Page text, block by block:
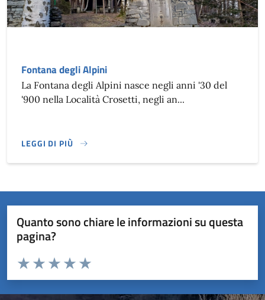
Fontana degli Alpini
La Fontana degli Alpini nasce negli anni '30 del
'900 nella Località Crosetti, negli an...
LEGGI DI PIÙ
Quanto sono chiare le informazioni su questa
pagina?
Valuta da 1 a 5 stelle la pagina
Valuta 5 stelle su 5
Valuta 4 stelle su 5
Valuta 3 stelle su 5
Valuta 2 stelle su 5
Valuta 1 stelle su 5